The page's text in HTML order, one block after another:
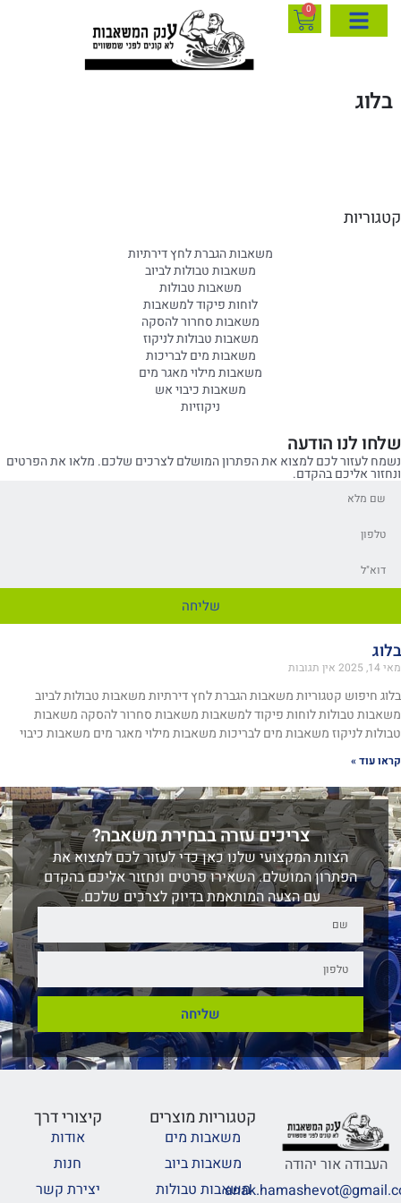
0
בלוג
קטגוריות
משאבות הגברת לחץ דירתיות
משאבות טבולות לביוב
משאבות טבולות
לוחות פיקוד למשאבות
משאבות סחרור להסקה
משאבות טבולות לניקוז
משאבות מים לבריכות
משאבות מילוי מאגר מים
משאבות כיבוי אש
ניקוזיות
שלחו לנו הודעה
נשמח לעזור לכם למצוא את הפתרון המושלם לצרכים שלכם. מלאו את הפרטים
ונחזור אליכם בהקדם.
שליחה
בלוג
מאי 14, 2025 אין תגובות
בלוג חיפוש קטגוריות משאבות הגברת לחץ דירתיות משאבות טבולות לביוב
משאבות טבולות לוחות פיקוד למשאבות משאבות סחרור להסקה משאבות
טבולות לניקוז משאבות מים לבריכות משאבות מילוי מאגר מים משאבות כיבוי
קראו עוד »
צריכים עזרה בבחירת משאבה?
הצוות המקצועי שלנו כאן כדי לעזור לכם למצוא את
הפתרון המושלם. השאירו פרטים ונחזור אליכם בהקדם
עם הצעה המותאמת בדיוק לצרכים שלכם.
שליחה
העבודה אור יהודה
קטגוריות מוצרים
משאבות מים
משאבות ביוב
משאבות טבולות
קיצורי דרך
אודות
חנות
יצירת קשר